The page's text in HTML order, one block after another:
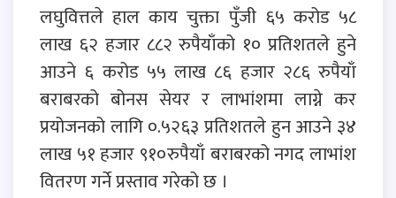
लघुवित्तले हाल काय चुक्ता पुँजी ६५ करोड ५८
लाख ६२ हजार ८८२ रुपैयाँको १० प्रतिशतले हुने
आउने ६ करोड ५५ लाख ८६ हजार २८६ रुपैयाँ
बराबरको बोनस सेयर र लाभांशमा लाग्ने कर
प्रयोजनको लागि ०.५२६३ प्रतिशतले हुन आउने ३४
लाख ५१ हजार ९१०रुपैयाँ बराबरको नगद लाभांश
वितरण गर्ने प्रस्ताव गरेको छ ।